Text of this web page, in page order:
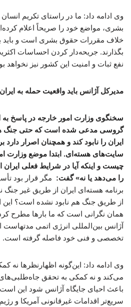
وی ادامه داد: ما در راستای تکریم
بشری، مواضع خود را صریحاً اعلام
خلاف مقررات حقوق بشری است و باید
بگذارند. جریحه‌دار کردن احساسات
نفع ثبات و امنیت این کشور نیز نخواهد
مدیرکل آژانس باید واقعیت حمله به
سخنگوی وزارت امور خارجه در پاسخ
گروسی مدعی شده است که حتی جنگ هم
ایران را نابود کند و همچنان اصرار
سایت‌های هسته‌ای. ابتدا موضع وزارت
چیست و اینکه آیا در شرایط فعلی ایران
را می‌دهد یا نه» گفت: مگر قرار بود
برنامه هسته‌ای ایران از طریق غیر
از طریق جنگ هم نابود نشده است؟ این
همان نگرانی است که ما بارها مطرح
آژانس بین‌المللی انرژی اتمی
تخصصی و فنی خود فاصله گرفته است.
وی ادامه داد: این‌گونه اظهارنظرها نه
می‌کند و نه کمکی به تحقق
باعث احیای جایگاه آژانس شود این
سریع‌تر اقدامات غیرقانونی آمریکا و